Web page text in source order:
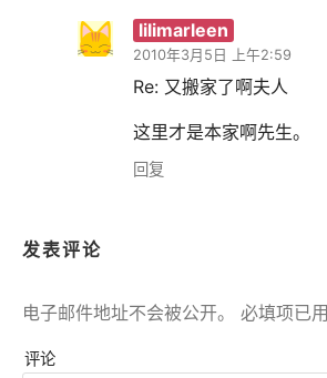
lilimarleen
2010年3月5日 上午2:59
Re: 又搬家了啊夫人
这里才是本家啊先生。
回复
发表评论
电子邮件地址不会被公开。 必填项已用
评论